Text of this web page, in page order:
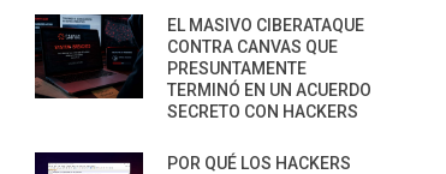
EL MASIVO CIBERATAQUE
CONTRA CANVAS QUE
PRESUNTAMENTE
TERMINÓ EN UN ACUERDO
SECRETO CON HACKERS
POR QUÉ LOS HACKERS